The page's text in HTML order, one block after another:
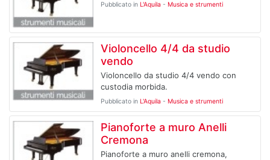
Pubblicato in L'Aquila - Musica e strumenti
Violoncello 4/4 da studio
vendo
Violoncello da studio 4/4 vendo con
custodia morbida.
Pubblicato in L'Aquila - Musica e strumenti
Pianoforte a muro Anelli
Cremona
Pianoforte a muro anelli cremona,